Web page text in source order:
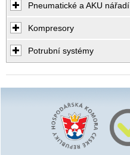
Pneumatické a AKU nářadí
Kompresory
Potrubní systémy